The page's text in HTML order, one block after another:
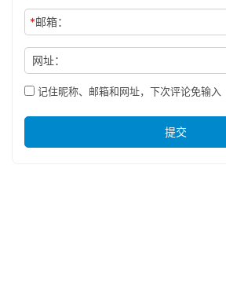
*邮箱：
网址：
记住昵称、邮箱和网址，下次评论免输入
提交